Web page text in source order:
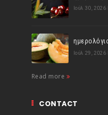
Ιούλ 30, 2026
Ιούλ 29, 2026
Read more
CONTACT